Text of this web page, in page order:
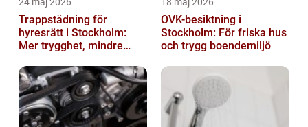
Trappstädning för
hyresrätt i Stockholm:
Mer trygghet, mindre
OVK-besiktning i
Stockholm: För friska hus
och trygg boendemiljö